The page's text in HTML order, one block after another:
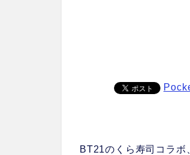
BT21のくら寿司コラボ